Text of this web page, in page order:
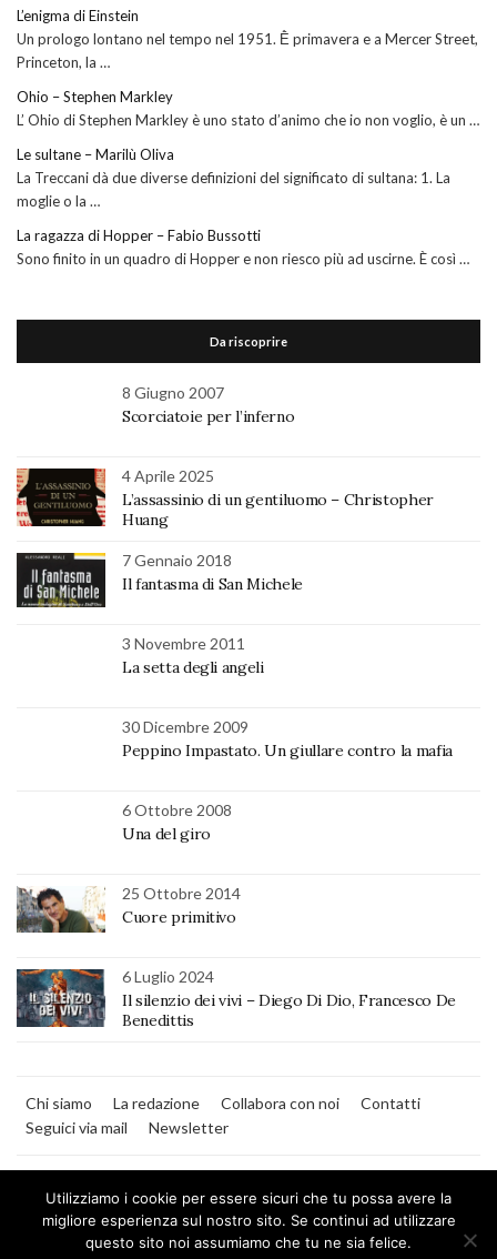
L’enigma di Einstein
Un prologo lontano nel tempo nel 1951. Ḕ primavera e a Mercer Street,
Princeton, la …
Ohio – Stephen Markley
L’ Ohio di Stephen Markley è uno stato d’animo che io non voglio, è un …
Le sultane – Marilù Oliva
La Treccani dà due diverse definizioni del significato di sultana: 1. La
moglie o la …
La ragazza di Hopper – Fabio Bussotti
Sono finito in un quadro di Hopper e non riesco più ad uscirne. È così …
Da riscoprire
8 Giugno 2007
Scorciatoie per l’inferno
4 Aprile 2025
L’assassinio di un gentiluomo – Christopher
Huang
7 Gennaio 2018
Il fantasma di San Michele
3 Novembre 2011
La setta degli angeli
30 Dicembre 2009
Peppino Impastato. Un giullare contro la mafia
6 Ottobre 2008
Una del giro
25 Ottobre 2014
Cuore primitivo
6 Luglio 2024
Il silenzio dei vivi – Diego Di Dio, Francesco De
Benedittis
Chi siamo La redazione Collabora con noi
Contatti
Seguici via mail
Newsletter
Utilizziamo i cookie per essere sicuri che tu possa avere la
migliore esperienza sul nostro sito. Se continui ad utilizzare
questo sito noi assumiamo che tu ne sia felice.